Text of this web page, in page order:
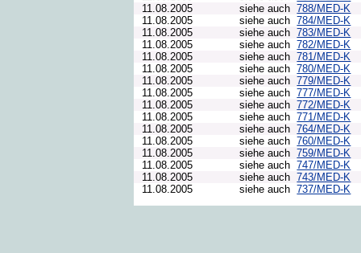
11.08.2005
siehe auch 788/MED-K
11.08.2005
siehe auch 784/MED-K
11.08.2005
siehe auch 783/MED-K
11.08.2005
siehe auch 782/MED-K
11.08.2005
siehe auch 781/MED-K
11.08.2005
siehe auch 780/MED-K
11.08.2005
siehe auch 779/MED-K
11.08.2005
siehe auch 777/MED-K
11.08.2005
siehe auch 772/MED-K
11.08.2005
siehe auch 771/MED-K
11.08.2005
siehe auch 764/MED-K
11.08.2005
siehe auch 760/MED-K
11.08.2005
siehe auch 759/MED-K
11.08.2005
siehe auch 747/MED-K
11.08.2005
siehe auch 743/MED-K
11.08.2005
siehe auch 737/MED-K